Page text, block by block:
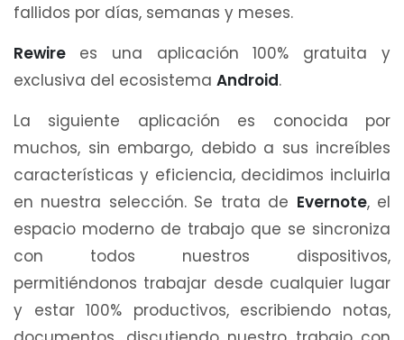
fallidos por días, semanas y meses.
Rewire es una aplicación 100% gratuita y
exclusiva del ecosistema Android.
La siguiente aplicación es conocida por
muchos, sin embargo, debido a sus increíbles
características y eficiencia, decidimos incluirla
en nuestra selección. Se trata de Evernote, el
espacio moderno de trabajo que se sincroniza
con todos nuestros dispositivos,
permitiéndonos trabajar desde cualquier lugar
y estar 100% productivos, escribiendo notas,